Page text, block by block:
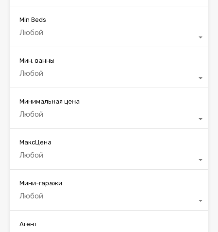
Min Beds
Любой
Мин. ванны
Любой
Минимальная цена
Любой
МаксЦена
Любой
Мини-гаражи
Любой
Агент